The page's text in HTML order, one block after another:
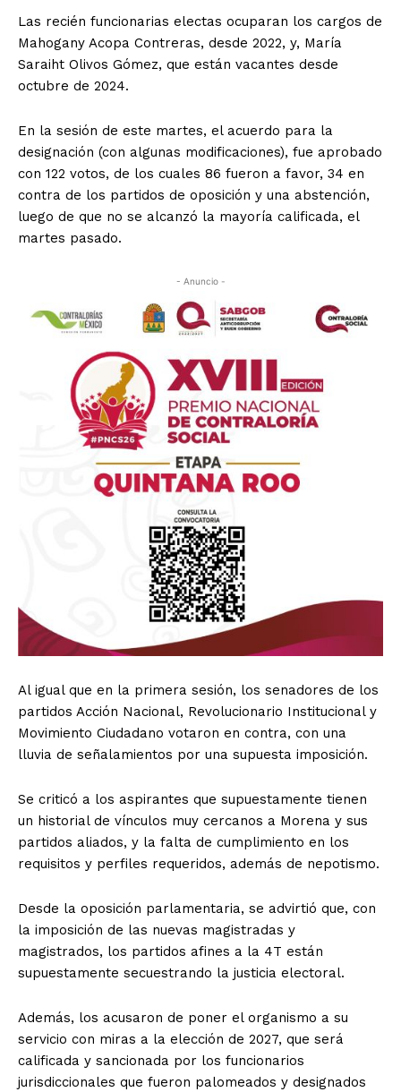
Las recién funcionarias electas ocuparan los cargos de
Mahogany Acopa Contreras, desde 2022, y, María
Saraiht Olivos Gómez, que están vacantes desde
octubre de 2024.
En la sesión de este martes, el acuerdo para la
designación (con algunas modificaciones), fue aprobado
con 122 votos, de los cuales 86 fueron a favor, 34 en
contra de los partidos de oposición y una abstención,
luego de que no se alcanzó la mayoría calificada, el
martes pasado.
- Anuncio -
Al igual que en la primera sesión, los senadores de los
partidos Acción Nacional, Revolucionario Institucional y
Movimiento Ciudadano votaron en contra, con una
lluvia de señalamientos por una supuesta imposición.
Se criticó a los aspirantes que supuestamente tienen
un historial de vínculos muy cercanos a Morena y sus
partidos aliados, y la falta de cumplimiento en los
requisitos y perfiles requeridos, además de nepotismo.
Desde la oposición parlamentaria, se advirtió que, con
la imposición de las nuevas magistradas y
magistrados, los partidos afines a la 4T están
supuestamente secuestrando la justicia electoral.
Además, los acusaron de poner el organismo a su
servicio con miras a la elección de 2027, que será
calificada y sancionada por los funcionarios
jurisdiccionales que fueron palomeados y designados